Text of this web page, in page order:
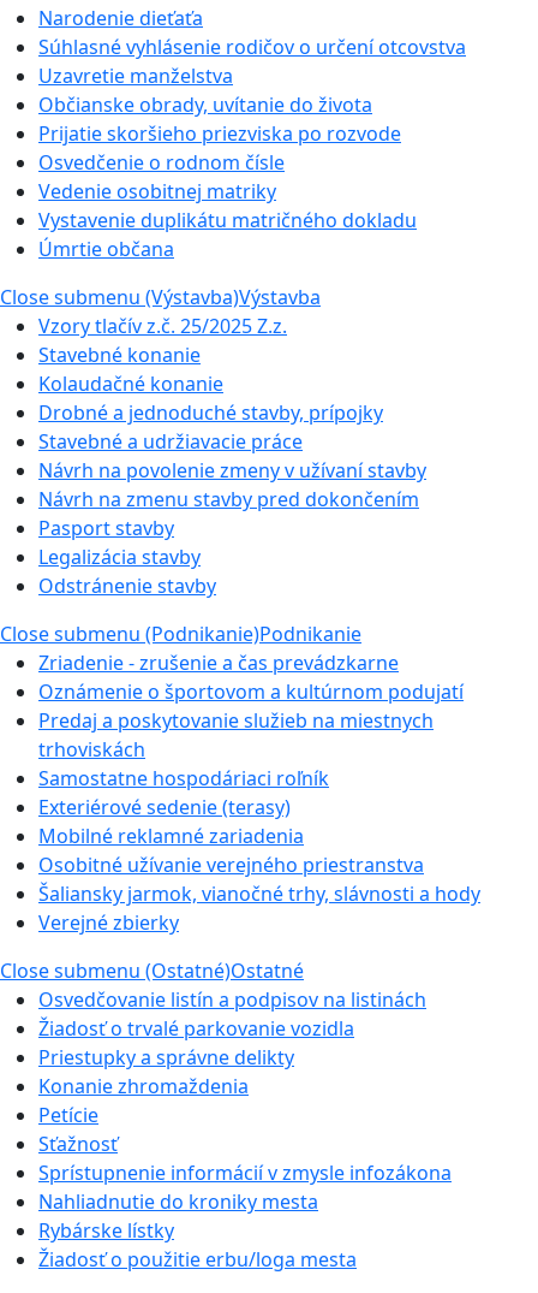
Narodenie dieťaťa
Súhlasné vyhlásenie rodičov o určení otcovstva
Uzavretie manželstva
Občianske obrady, uvítanie do života
Prijatie skoršieho priezviska po rozvode
Osvedčenie o rodnom čísle
Vedenie osobitnej matriky
Vystavenie duplikátu matričného dokladu
Úmrtie občana
Close submenu (Výstavba)Výstavba
Vzory tlačív z.č. 25/2025 Z.z.
Stavebné konanie
Kolaudačné konanie
Drobné a jednoduché stavby, prípojky
Stavebné a udržiavacie práce
Návrh na povolenie zmeny v užívaní stavby
Návrh na zmenu stavby pred dokončením
Pasport stavby
Legalizácia stavby
Odstránenie stavby
Close submenu (Podnikanie)Podnikanie
Zriadenie - zrušenie a čas prevádzkarne
Oznámenie o športovom a kultúrnom podujatí
Predaj a poskytovanie služieb na miestnych
trhoviskách
Samostatne hospodáriaci roľník
Exteriérové sedenie (terasy)
Mobilné reklamné zariadenia
Osobitné užívanie verejného priestranstva
Šaliansky jarmok, vianočné trhy, slávnosti a hody
Verejné zbierky
Close submenu (Ostatné)Ostatné
Osvedčovanie listín a podpisov na listinách
Žiadosť o trvalé parkovanie vozidla
Priestupky a správne delikty
Konanie zhromaždenia
Petície
Sťažnosť
Sprístupnenie informácií v zmysle infozákona
Nahliadnutie do kroniky mesta
Rybárske lístky
Žiadosť o použitie erbu/loga mesta